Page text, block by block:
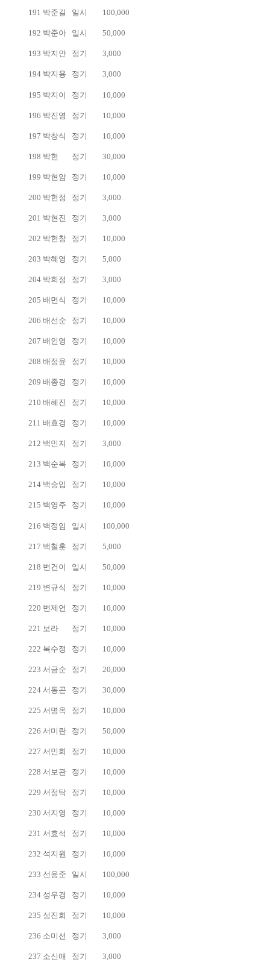
191 박준길 일시 100,000
192 박준아 일시 50,000
193 박지안 정기 3,000
194 박지용 정기 3,000
195 박지이 정기 10,000
196 박진영 정기 10,000
197 박창식 정기 10,000
198 박현 정기 30,000
199 박현암 정기 10,000
200 박현정 정기 3,000
201 박현진 정기 3,000
202 박현창 정기 10,000
203 박혜영 정기 5,000
204 박희정 정기 3,000
205 배면식 정기 10,000
206 배선순 정기 10,000
207 배인영 정기 10,000
208 배정윤 정기 10,000
209 배종경 정기 10,000
210 배혜진 정기 10,000
211 배효경 정기 10,000
212 백민지 정기 3,000
213 백순복 정기 10,000
214 백승입 정기 10,000
215 백영주 정기 10,000
216 백정임 일시 100,000
217 백철훈 정기 5,000
218 변건이 일시 50,000
219 변규식 정기 10,000
220 변제언 정기 10,000
221 보라 정기 10,000
222 복수정 정기 10,000
223 서금순 정기 20,000
224 서동곤 정기 30,000
225 서명옥 정기 10,000
226 서미란 정기 50,000
227 서민희 정기 10,000
228 서보관 정기 10,000
229 서정탁 정기 10,000
230 서지영 정기 10,000
231 서효석 정기 10,000
232 석지원 정기 10,000
233 선용준 일시 100,000
234 성우경 정기 10,000
235 성진희 정기 10,000
236 소미선 정기 3,000
237 소신애 정기 3,000